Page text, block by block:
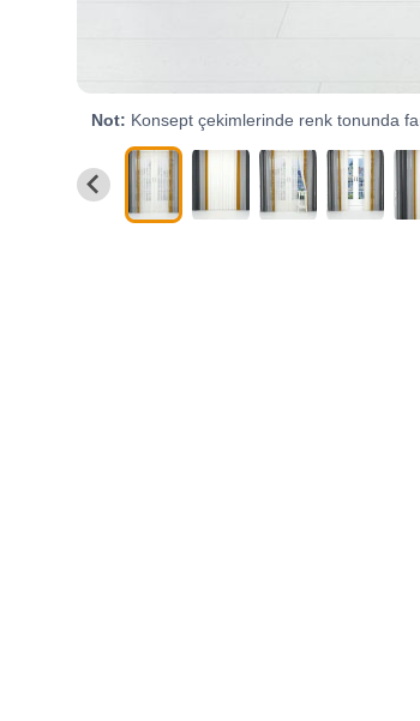
Not: Konsept çekimlerinde renk tonunda